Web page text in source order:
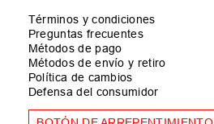
Términos y condiciones
Preguntas frecuentes
Métodos de pago
Métodos de envío y retiro
Política de cambios
Defensa del consumidor